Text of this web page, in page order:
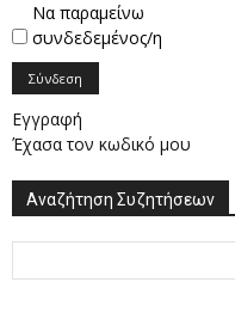
Να παραμείνω
συνδεδεμένος/η
Σύνδεση
Εγγραφή
Έχασα τον κωδικό μου
Αναζήτηση Συζητήσεων